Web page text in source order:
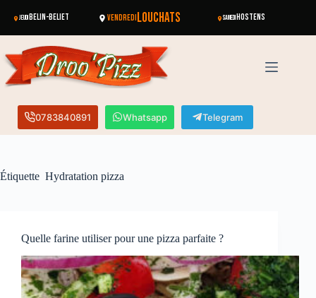
JEUDIBELIN-BÉLIET VENDREDILOUCHATS SAMEDI HOSTENS
0783840891 Whatsapp Telegram
Étiquette Hydratation pizza
Quelle farine utiliser pour une pizza parfaite ?